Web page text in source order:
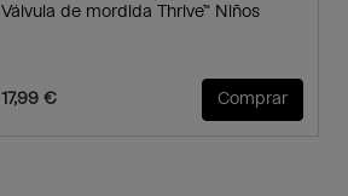
Válvula de mordida Thrive™ Niños
17,99 € Comprar